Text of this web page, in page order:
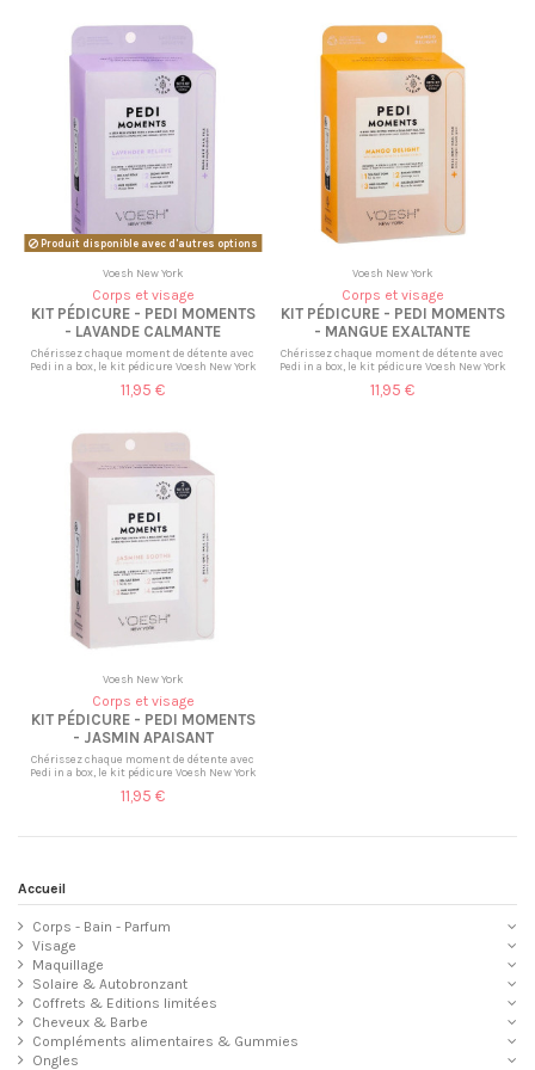
Produit disponible avec d'autres options
Voesh New York
Corps et visage
KIT PÉDICURE - PEDI MOMENTS
- LAVANDE CALMANTE
Chérissez chaque moment de détente avec
Pedi in a box, le kit pédicure Voesh New York
11,95 €
Voesh New York
Corps et visage
KIT PÉDICURE - PEDI MOMENTS
- MANGUE EXALTANTE
Chérissez chaque moment de détente avec
Pedi in a box, le kit pédicure Voesh New York
11,95 €
Voesh New York
Corps et visage
KIT PÉDICURE - PEDI MOMENTS
- JASMIN APAISANT
Chérissez chaque moment de détente avec
Pedi in a box, le kit pédicure Voesh New York
11,95 €
Accueil
Corps - Bain - Parfum
Visage
Maquillage
Solaire & Autobronzant
Coffrets & Editions limitées
Cheveux & Barbe
Compléments alimentaires & Gummies
Ongles